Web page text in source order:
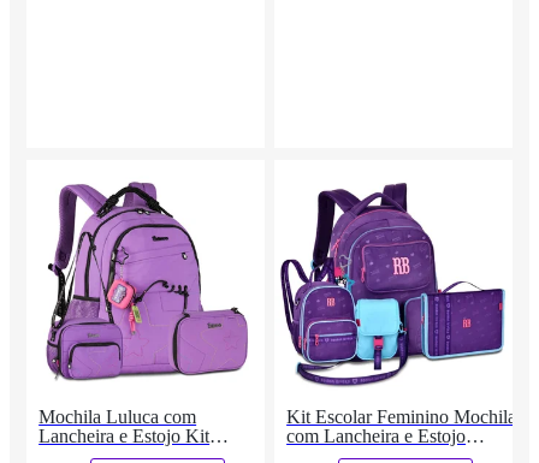
Mochila Luluca com
Lancheira e Estojo Kit
Completo Adolescente
Kit Escolar Feminino Mochila
com Lancheira e Estojo
Fichário